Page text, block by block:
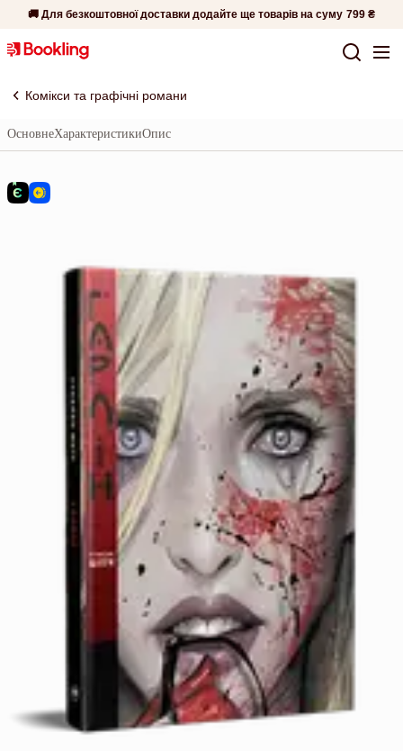
🚚 Для безкоштовної доставки додайте ще товарів на суму 799 ₴
Комікси та графічні романи
ОсновнеХарактеристикиОпис